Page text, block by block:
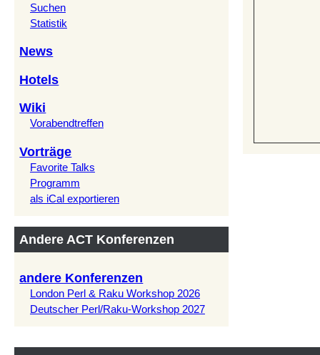
Suchen
Statistik
News
Hotels
Wiki
Vorabendtreffen
Vorträge
Favorite Talks
Programm
als iCal exportieren
Andere ACT Konferenzen
andere Konferenzen
London Perl & Raku Workshop 2026
Deutscher Perl/Raku-Workshop 2027